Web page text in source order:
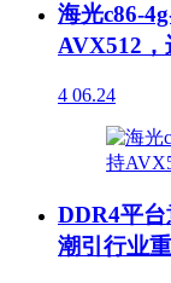
海光c86-
AVX512
4 06.24
DDR4平
潮引行业